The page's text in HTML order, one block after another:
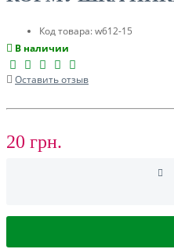
Код товара:w612-15
В наличии
Оставить отзыв
20 грн.